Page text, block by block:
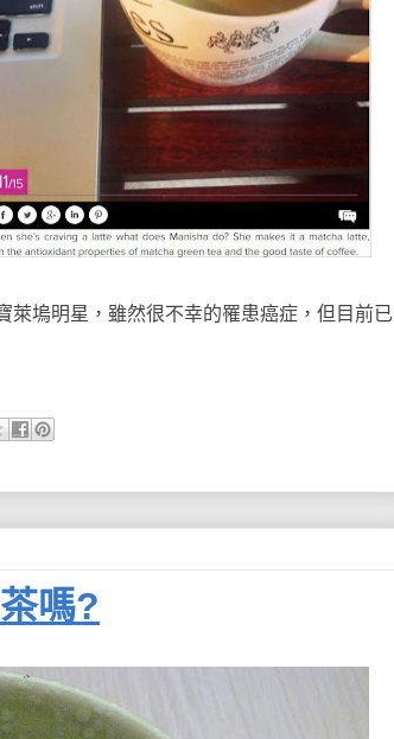
萊塢明星，雖然很不幸的罹患癌症，但目前已
嗎?